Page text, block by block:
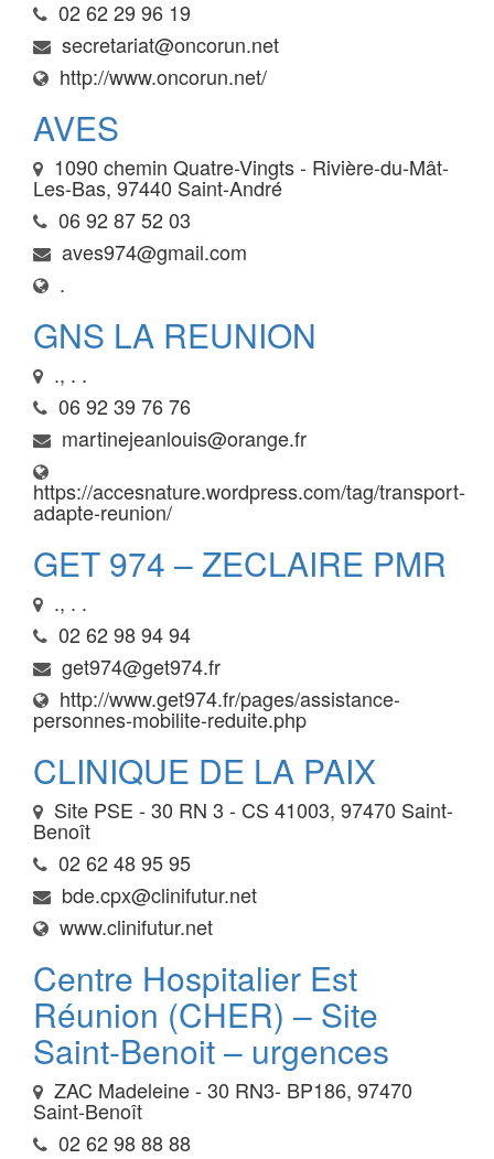
02 62 29 96 19
secretariat@oncorun.net
http://www.oncorun.net/
AVES
1090 chemin Quatre-Vingts - Rivière-du-Mât-
Les-Bas, 97440 Saint-André
06 92 87 52 03
aves974@gmail.com
.
GNS LA REUNION
., . .
06 92 39 76 76
martinejeanlouis@orange.fr
https://accesnature.wordpress.com/tag/transport-
adapte-reunion/
GET 974 – ZECLAIRE PMR
., . .
02 62 98 94 94
get974@get974.fr
http://www.get974.fr/pages/assistance-
personnes-mobilite-reduite.php
CLINIQUE DE LA PAIX
Site PSE - 30 RN 3 - CS 41003, 97470 Saint-
Benoît
02 62 48 95 95
bde.cpx@clinifutur.net
www.clinifutur.net
Centre Hospitalier Est
Réunion (CHER) – Site
Saint-Benoit – urgences
ZAC Madeleine - 30 RN3- BP186, 97470
Saint-Benoît
02 62 98 88 88